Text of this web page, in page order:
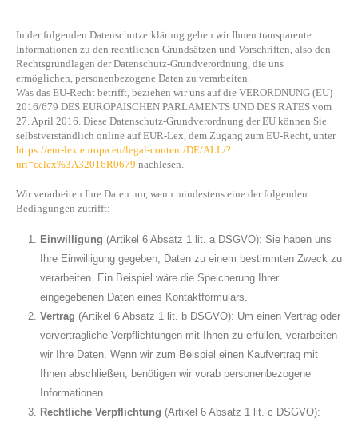
In der folgenden Datenschutzerklärung geben wir Ihnen transparente
Informationen zu den rechtlichen Grundsätzen und Vorschriften, also den
Rechtsgrundlagen der Datenschutz-Grundverordnung, die uns
ermöglichen, personenbezogene Daten zu verarbeiten.
Was das EU-Recht betrifft, beziehen wir uns auf die VERORDNUNG (EU)
2016/679 DES EUROPÄISCHEN PARLAMENTS UND DES RATES vom
27. April 2016. Diese Datenschutz-Grundverordnung der EU können Sie
selbstverständlich online auf EUR-Lex, dem Zugang zum EU-Recht, unter
https://eur-lex.europa.eu/legal-content/DE/ALL/?
uri=celex%3A32016R0679 nachlesen.
Wir verarbeiten Ihre Daten nur, wenn mindestens eine der folgenden
Bedingungen zutrifft:
Einwilligung (Artikel 6 Absatz 1 lit. a DSGVO): Sie haben uns
Ihre Einwilligung gegeben, Daten zu einem bestimmten Zweck zu
verarbeiten. Ein Beispiel wäre die Speicherung Ihrer
eingegebenen Daten eines Kontaktformulars.
Vertrag (Artikel 6 Absatz 1 lit. b DSGVO): Um einen Vertrag oder
vorvertragliche Verpflichtungen mit Ihnen zu erfüllen, verarbeiten
wir Ihre Daten. Wenn wir zum Beispiel einen Kaufvertrag mit
Ihnen abschließen, benötigen wir vorab personenbezogene
Informationen.
Rechtliche Verpflichtung (Artikel 6 Absatz 1 lit. c DSGVO):